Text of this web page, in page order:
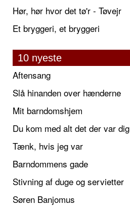
Hør, hør hvor det tø'r - Tøvejr
Et bryggeri, et bryggeri
10 nyeste
Aftensang
Slå hinanden over hænderne
Mit barndomshjem
Du kom med alt det der var dig
Tænk, hvis jeg var
Barndommens gade
Stivning af duge og servietter
Søren Banjomus